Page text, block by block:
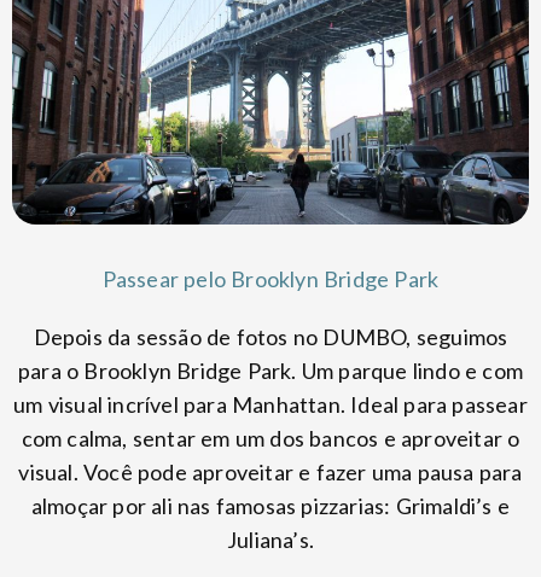
Passear pelo Brooklyn Bridge Park
Depois da sessão de fotos no DUMBO, seguimos
para o Brooklyn Bridge Park. Um parque lindo e com
um visual incrível para Manhattan. Ideal para passear
com calma, sentar em um dos bancos e aproveitar o
visual. Você pode aproveitar e fazer uma pausa para
almoçar por ali nas famosas pizzarias: Grimaldi’s e
Juliana’s.